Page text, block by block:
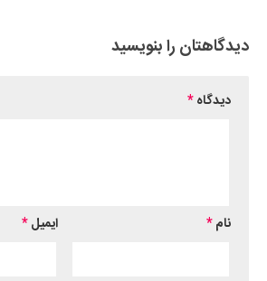
دیدگاهتان را بنویسید
دیدگاه*
نام* ایمیل*